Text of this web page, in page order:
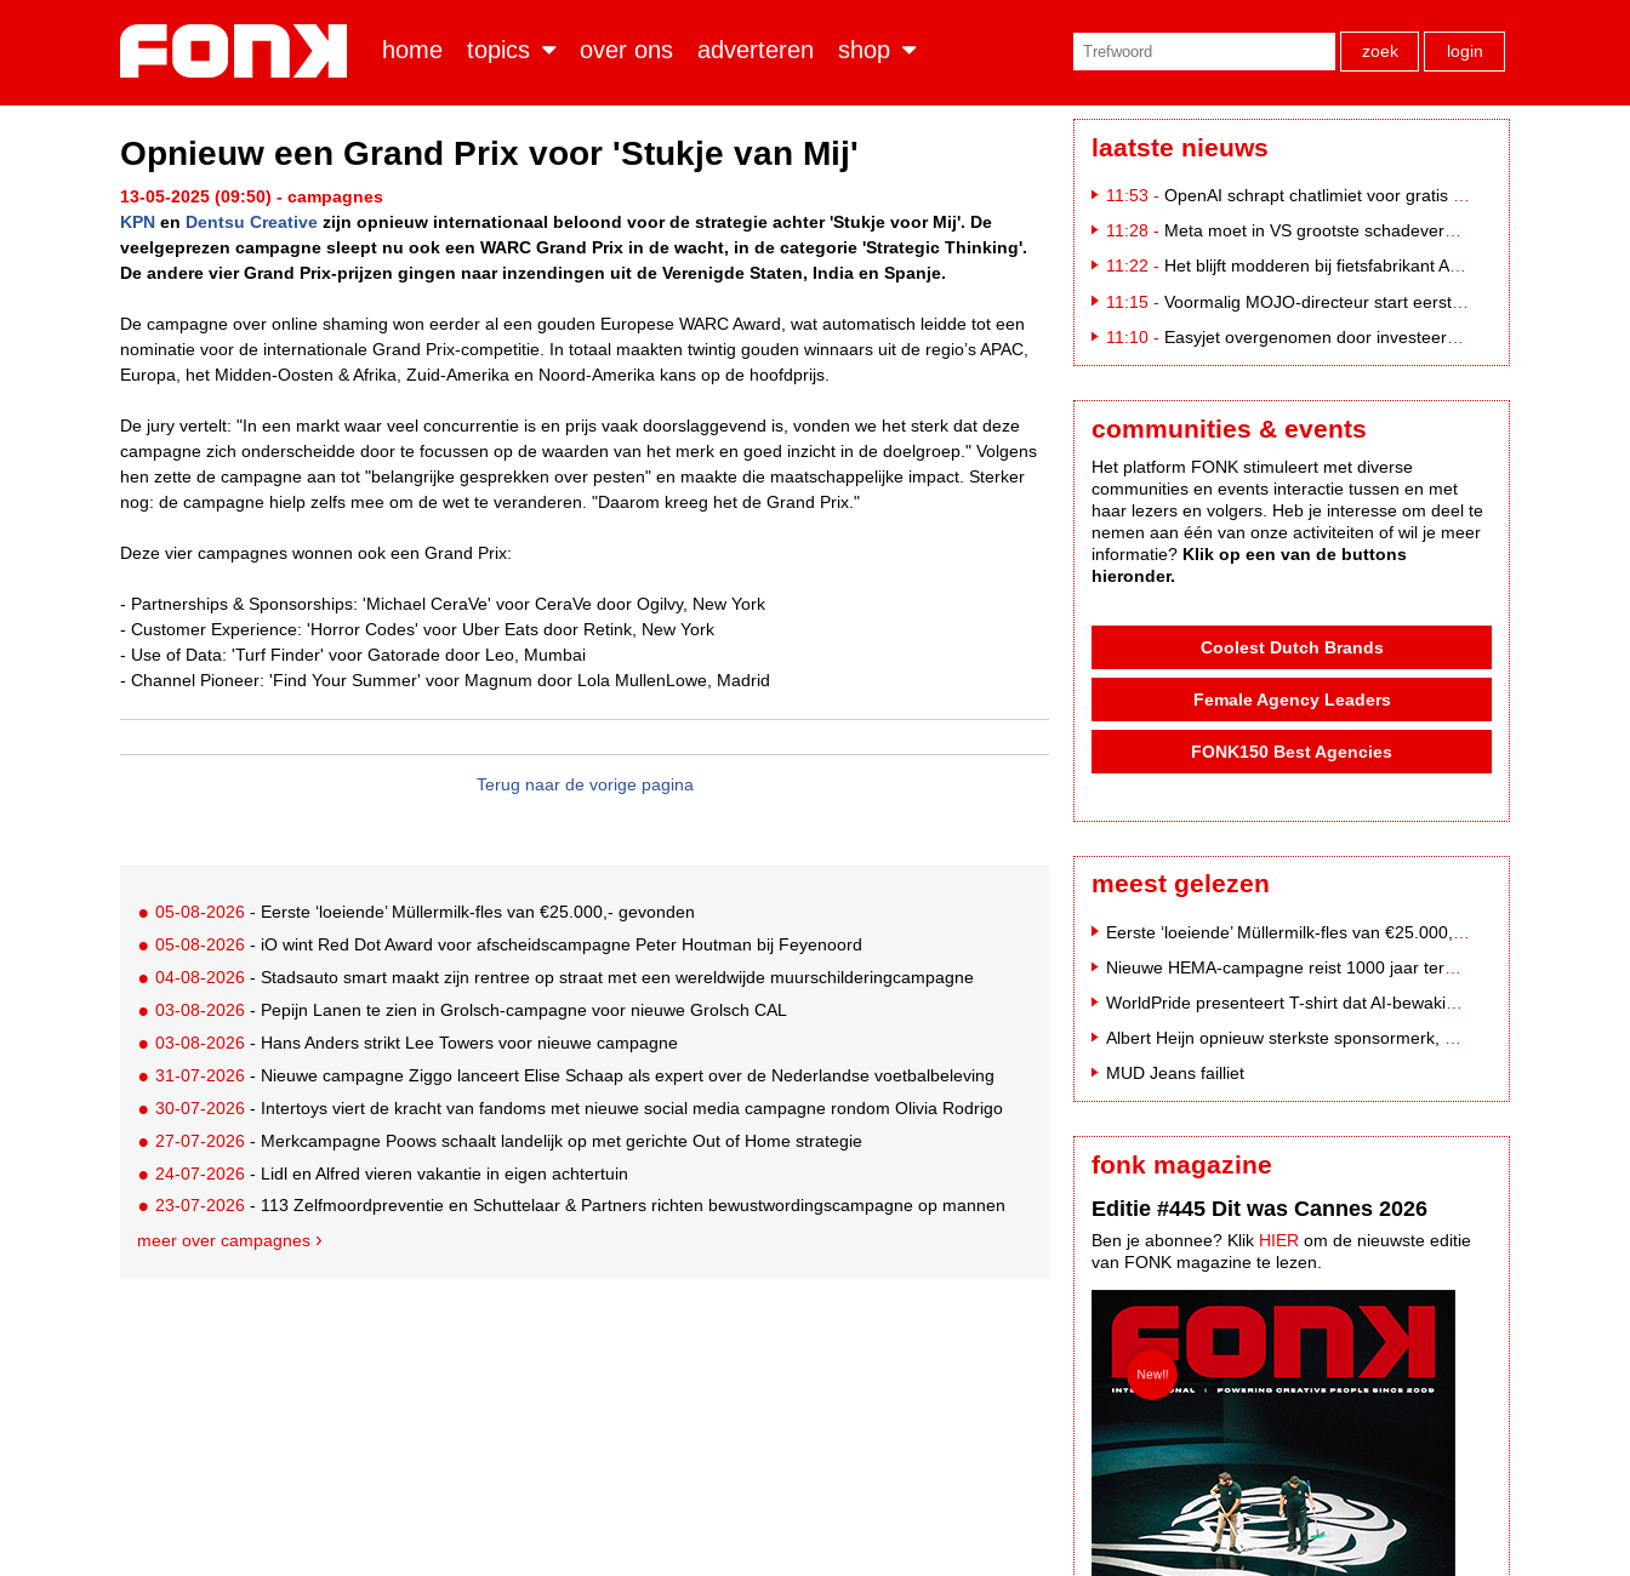
home topics over ons adverteren shop zoek login
Opnieuw een Grand Prix voor 'Stukje van Mij'
13-05-2025 (09:50) - campagnes
KPN en Dentsu Creative zijn opnieuw internationaal beloond voor de strategie achter 'Stukje voor Mij'. De
veelgeprezen campagne sleept nu ook een WARC Grand Prix in de wacht, in de categorie 'Strategic Thinking'.
De andere vier Grand Prix-prijzen gingen naar inzendingen uit de Verenigde Staten, India en Spanje.
De campagne over online shaming won eerder al een gouden Europese WARC Award, wat automatisch leidde tot een
nominatie voor de internationale Grand Prix-competitie. In totaal maakten twintig gouden winnaars uit de regio’s APAC,
Europa, het Midden-Oosten & Afrika, Zuid-Amerika en Noord-Amerika kans op de hoofdprijs.
De jury vertelt: "In een markt waar veel concurrentie is en prijs vaak doorslaggevend is, vonden we het sterk dat deze
campagne zich onderscheidde door te focussen op de waarden van het merk en goed inzicht in de doelgroep." Volgens
hen zette de campagne aan tot "belangrijke gesprekken over pesten" en maakte die maatschappelijke impact. Sterker
nog: de campagne hielp zelfs mee om de wet te veranderen. "Daarom kreeg het de Grand Prix."
Deze vier campagnes wonnen ook een Grand Prix:
- Partnerships & Sponsorships: 'Michael CeraVe' voor CeraVe door Ogilvy, New York
- Customer Experience: 'Horror Codes' voor Uber Eats door Retink, New York
- Use of Data: 'Turf Finder' voor Gatorade door Leo, Mumbai
- Channel Pioneer: 'Find Your Summer' voor Magnum door Lola MullenLowe, Madrid
Terug naar de vorige pagina
05-08-2026 - Eerste ‘loeiende’ Müllermilk-fles van €25.000,- gevonden
05-08-2026 - iO wint Red Dot Award voor afscheidscampagne Peter Houtman bij Feyenoord
04-08-2026 - Stadsauto smart maakt zijn rentree op straat met een wereldwijde muurschilderingcampagne
03-08-2026 - Pepijn Lanen te zien in Grolsch-campagne voor nieuwe Grolsch CAL
03-08-2026 - Hans Anders strikt Lee Towers voor nieuwe campagne
31-07-2026 - Nieuwe campagne Ziggo lanceert Elise Schaap als expert over de Nederlandse voetbalbeleving
30-07-2026 - Intertoys viert de kracht van fandoms met nieuwe social media campagne rondom Olivia Rodrigo
27-07-2026 - Merkcampagne Poows schaalt landelijk op met gerichte Out of Home strategie
24-07-2026 - Lidl en Alfred vieren vakantie in eigen achtertuin
23-07-2026 - 113 Zelfmoordpreventie en Schuttelaar & Partners richten bewustwordingscampagne op mannen
meer over campagnes
laatste nieuws
11:53 - OpenAI schrapt chatlimiet voor gratis ChatGPT-gebruikers
11:28 - Meta moet in VS grootste schadevergoeding ooit betalen: 567 miljoen dollar
11:22 - Het blijft modderen bij fietsfabrikant Accell. Krijgt uitstel van betaling
11:15 - Voormalig MOJO-directeur start eerste country radiozender. van Nederland
11:10 - Easyjet overgenomen door investeerder Apollo
communities & events
Het platform FONK stimuleert met diverse
communities en events interactie tussen en met
haar lezers en volgers. Heb je interesse om deel te
nemen aan één van onze activiteiten of wil je meer
informatie? Klik op een van de buttons
hieronder.
Coolest Dutch Brands
Female Agency Leaders
FONK150 Best Agencies
meest gelezen
MUD Jeans failliet
fonk magazine
Editie #445 Dit was Cannes 2026
Ben je abonnee? Klik HIER om de nieuwste editie
van FONK magazine te lezen.